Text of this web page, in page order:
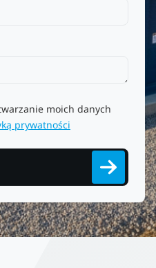
moich danych
prywatności